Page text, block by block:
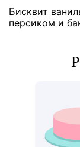
Бисквит
персиком и